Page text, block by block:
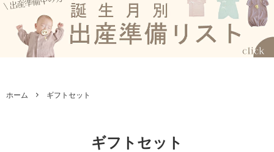
ホーム ギフトセット
ギフトセット